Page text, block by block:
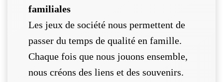
familiales
Les jeux de société nous permettent de
passer du temps de qualité en famille.
Chaque fois que nous jouons ensemble,
nous créons des liens et des souvenirs.